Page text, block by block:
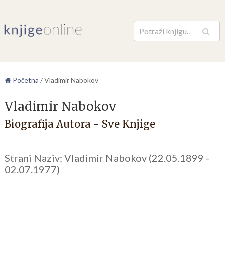
Pretraga
Početna /Vladimir Nabokov
Vladimir Nabokov
Biografija Autora - Sve Knjige
Strani Naziv: Vladimir Nabokov (22.05.1899 -
02.07.1977)